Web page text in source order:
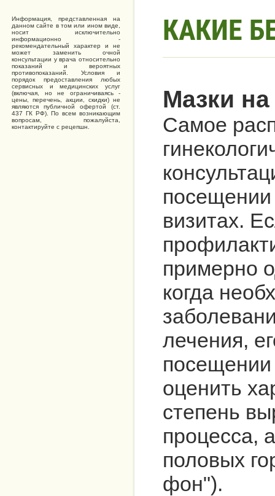
Информация, представленная на
данном сайте в том или ином виде,
носит исключительно
информационно -
рекомендательный характер и не
может заменить очной
консультации у врача относительно
показаний и вероятных
противопоказаний. Условия и
порядок предоставления любых
сервисных и медицинских услуг
(включая, но не ограничиваясь -
цены, перечень, акции, скидки) не
являются публичной офертой (ст.
437 ГК РФ). По всем возникающим
вопросам, пожалуйста,
контактируйте с рецепшн.
КАКИЕ
Мазки
Самое
визитах.
примерно
когда
лечения,
посещении
оценить
степень
процесса,
половых
фон").